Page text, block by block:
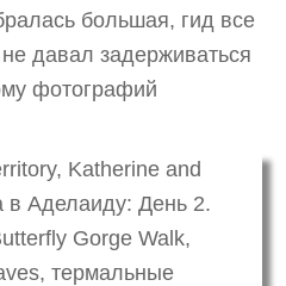
большая, гид все
давал задерживаться
фотографий